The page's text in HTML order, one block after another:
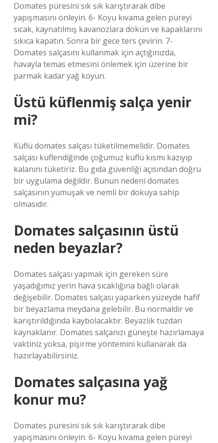
Domates püresini sık sık karıştırarak dibe
yapışmasını önleyin. 6- Koyu kıvama gelen püreyi
sıcak, kaynatılmış kavanozlara dökün ve kapaklarını
sıkıca kapatın. Sonra bir gece ters çevirin. 7-
Domates salçasını kullanmak için açtığınızda,
havayla temas etmesini önlemek için üzerine bir
parmak kadar yağ koyun.
Üstü küflenmiş salça yenir
mi?
Küflü domates salçası tüketilmemelidir. Domates
salçası küflendiğinde çoğumuz küflü kısmı kazıyıp
kalanını tüketiriz. Bu gıda güvenliği açısından doğru
bir uygulama değildir. Bunun nedeni domates
salçasının yumuşak ve nemli bir dokuya sahip
olmasıdır.
Domates salçasının üstü
neden beyazlar?
Domates salçası yapmak için gereken süre
yaşadığımız yerin hava sıcaklığına bağlı olarak
değişebilir. Domates salçası yaparken yüzeyde hafif
bir beyazlama meydana gelebilir. Bu normaldir ve
karıştırıldığında kaybolacaktır. Beyazlık tuzdan
kaynaklanır. Domates salçanızı güneşte hazırlamaya
vaktiniz yoksa, pişirme yöntemini kullanarak da
hazırlayabilirsiniz.
Domates salçasına yağ
konur mu?
Domates püresini sık sık karıştırarak dibe
yapışmasını önleyin. 6- Koyu kıvama gelen püreyi